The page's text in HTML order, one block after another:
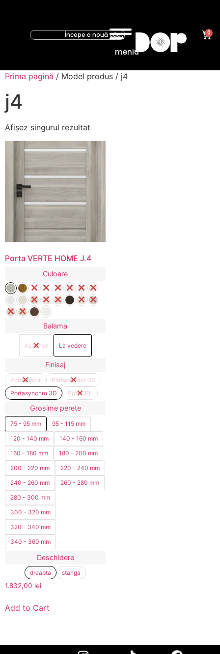
meniu
0
Prima pagină / Model produs / j4
j4
Afișez singurul rezultat
Porta VERTE HOME J.4
Culoare
Balama
Ascunse La vedere
Finisaj
Portadecor
Portaperfect 3D
Portasynchro 3D
Soft CPL
Grosime perete
75 - 95 mm
95 - 115 mm
120 - 140 mm
140 - 160 mm
160 - 180 mm
180 - 200 mm
200 - 220 mm
220 - 240 mm
240 - 260 mm
260 - 280 mm
280 - 300 mm
300 - 320 mm
320 - 340 mm
340 - 360 mm
Deschidere
dreapta stanga
1.832,00 lei
Add to Cart